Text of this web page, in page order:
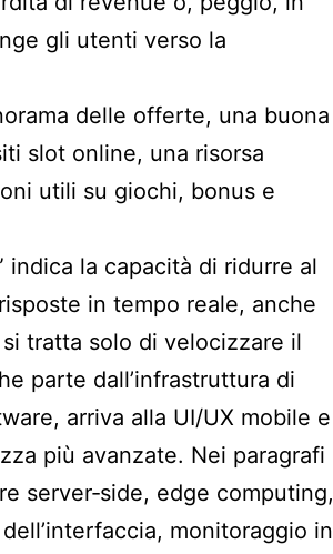
gli utenti verso la
delle offerte, una buona
slot online, una risorsa
utili su giochi, bonus e
indica la capacità di ridurre al
in tempo reale, anche
tratta solo di velocizzare il
parte dall’infrastruttura di
arriva alla UI/UX mobile e
più avanzate. Nei paragrafi
server‑side, edge computing,
monitoraggio in